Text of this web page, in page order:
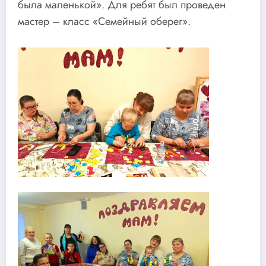
была маленькой». Для ребят был проведен
мастер – класс «Семейный оберег».